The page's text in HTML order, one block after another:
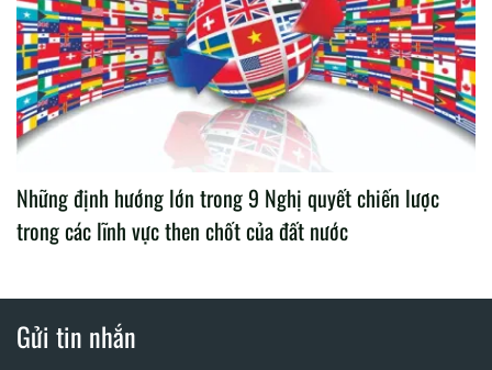
Những định hướng lớn trong 9 Nghị quyết chiến lược
trong các lĩnh vực then chốt của đất nước
Gửi tin nhắn